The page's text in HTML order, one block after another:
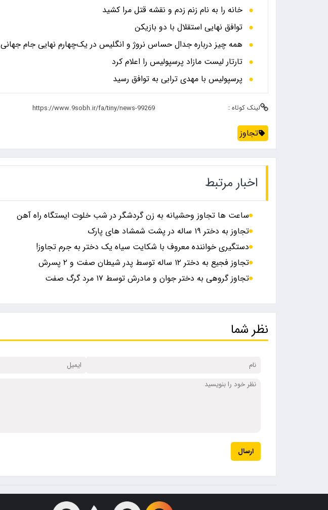
خانه را به نام زنم زدم و نقشه قتل مرا کشید
توافق نهایی استقلال با دو بازیکن
همه چیز درباره جدال حساس نروژ و انگلیس در یک‌چهارم نهایی جام جهانی ۲۰۲۶
تارتار لیست مازاد پرسپولیس را اعلام کرد
پرسپولیس با مهدی ترابی به توافق رسید
لینک کوتاه :
تجاوز
اخبار مرتبط
ساعت ها تجاوز وحشیانه به زن گردشگر در شب خلوت ایستگاه راه آهن
تجاوز به دختر ۱۹ ساله در پشت شمشاد های پارک
دستگیری خواننده معروف با شکایت سیاه یک دختر به جرم تجاوز!
تجاوز فجیع به دختر ۱۲ ساله توسط پدر شیطان صفت و ۲ پسرش
تجاوز گروهی به دختر جوان و مادرش توسط ۱۷ مرد گرگ صفت
نظر شما
ارسال